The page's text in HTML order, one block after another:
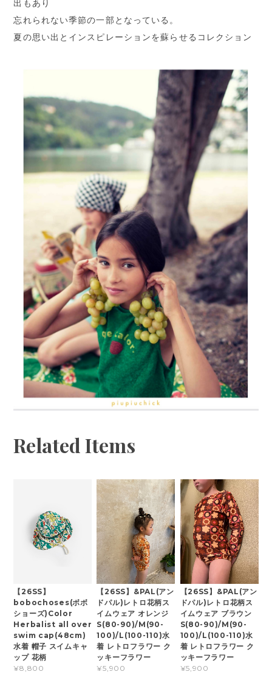
出もあり
忘れられない季節の一部となっている。
夏の思い出とインスピレーションを蘇らせるコレクション
Related Items
【26SS】
bobochoses(ボボ
ショーズ)Color
Herbalist all over
swim cap(48cm)
水着 帽子 スイムキャ
ップ 花柄
¥8,800
【26SS】&PAL(アン
ドパル)レトロ花柄ス
イムウェア オレンジ
S(80-90)/M(90-
100)/L(100-110)水
着 レトロフラワー ク
ッキーフラワー
¥5,900
【26SS】&PAL(アン
ドパル)レトロ花柄ス
イムウェア ブラウン
S(80-90)/M(90-
100)/L(100-110)水
着 レトロフラワー ク
ッキーフラワー
¥5,900